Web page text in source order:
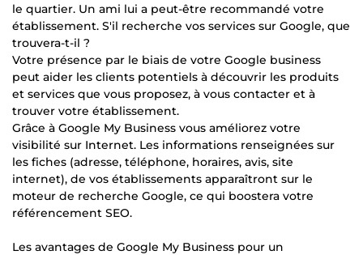
le quartier. Un ami lui a peut-être recommandé votre
établissement. S'il recherche vos services sur Google, que
trouvera-t-il ?
Votre présence par le biais de votre Google business
peut aider les clients potentiels à découvrir les produits
et services que vous proposez, à vous contacter et à
trouver votre établissement.
Grâce à Google My Business vous améliorez votre
visibilité sur Internet. Les informations renseignées sur
les fiches (adresse, téléphone, horaires, avis, site
internet), de vos établissements apparaîtront sur le
moteur de recherche Google, ce qui boostera votre
référencement SEO.
Les avantages de Google My Business pour un